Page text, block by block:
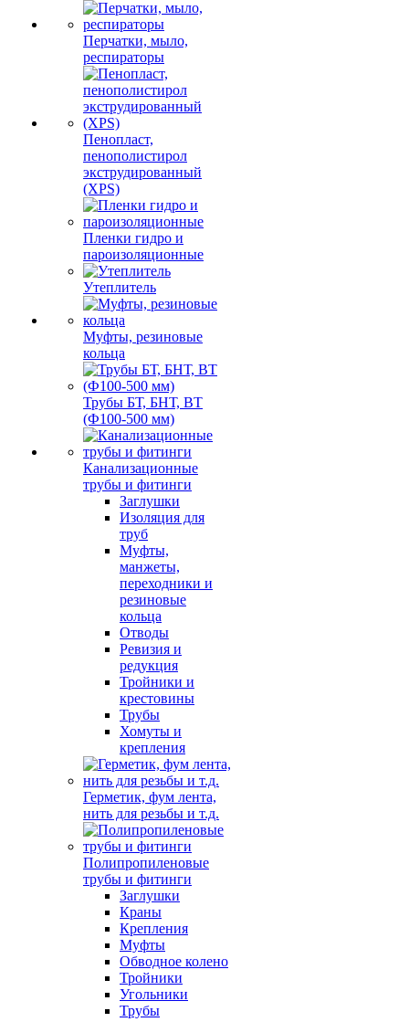
Перчатки, мыло,
респираторы
Пенопласт,
пенополистирол
экструдированный
(XPS)
Пленки гидро и
пароизоляционные
Утеплитель
Муфты, резиновые
кольца
Трубы БТ, БНТ, ВТ
(Ф100-500 мм)
Канализационные
трубы и фитинги
Заглушки
Изоляция для
труб
Муфты,
манжеты,
переходники и
резиновые
кольца
Отводы
Ревизия и
редукция
Тройники и
крестовины
Трубы
Хомуты и
крепления
Герметик, фум лента,
нить для резьбы и т.д.
Полипропиленовые
трубы и фитинги
Заглушки
Краны
Крепления
Муфты
Обводное колено
Тройники
Угольники
Трубы